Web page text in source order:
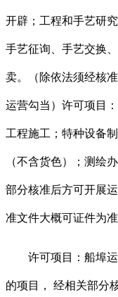
开辟；工程和手艺研
手艺征询、手艺交换
卖。（除依法须经核
运营勾当）许可项目
工程施工；特种设备
（不含货色）；测绘
部分核准后方可开展
准文件大概可证件为准
许可项目：船埠运
的项目， 经相关部分